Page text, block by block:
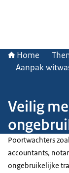
Home
Aanpak
Veilig
Poortwachters
accountants,
ongebruikelijke